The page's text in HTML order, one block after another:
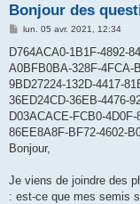
Bonjour des
M
s
a
g
lun. 05 avr. 2021, 12:34
D764ACA0-1B1F-4892-
A0BFB0BA-328F-4FCA-
9BD27224-132D-4417-
36ED24CD-36EB-4476-
D03ACACE-FCB0-
86EE8A8F-BF72-4602-
Bonjour,
Je viens de joindre des
: est-ce que mes semis